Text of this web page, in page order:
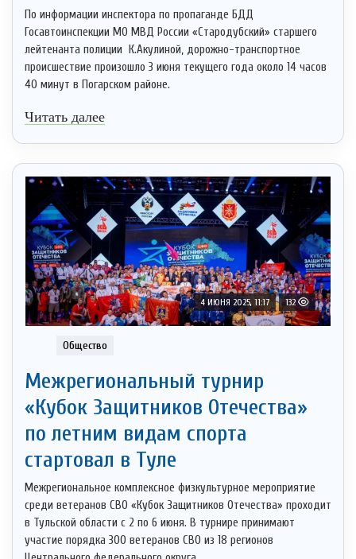
По информации инспектора по пропаганде БДД
Госавтоинспекции МО МВД России «Стародубский» старшего
лейтенанта полиции К.Акулиной, дорожно-транспортное
происшествие произошло 3 июня текущего года около 14 часов
40 минут в Погарском районе.
Читать далее
4 ИЮНЯ 2025, 11:17 132
Общество
Межрегиональный турнир
«Кубок Защитников Отечества»
по летним видам спорта
стартовал в Туле
Межрегиональное комплексное физкультурное мероприятие
среди ветеранов СВО «Кубок Защитников Отечества» проходит
в Тульской области с 2 по 6 июня. В турнире принимают
участие порядка 300 ветеранов СВО из 18 регионов